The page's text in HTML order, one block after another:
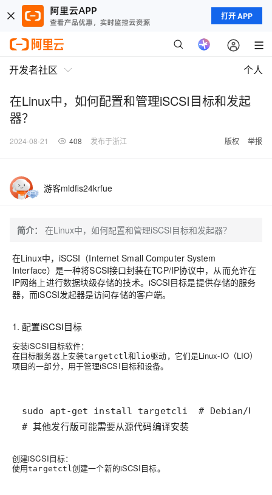
打开 APP
开发者社区 个人
在Linux中，如何配置和管理iSCSI目标和发起
器？
2024-08-21 408 发布于浙江 版权 举报
游客mldfis24krfue
简介： 在Linux中，如何配置和管理iSCSI目标和发起器？
在Linux中，iSCSI（Internet Small Computer System
Interface）是一种将SCSI接口封装在TCP/IP协议中，从而允许在
IP网络上进行数据块级存储的技术。iSCSI目标是提供存储的服务
器，而iSCSI发起器是访问存储的客户端。
1. 配置iSCSI目标
安装iSCSI目标软件：
在目标服务器上安装targetctl和 lio驱动，它们是Linux-IO（LIO）
项目的一部分，用于管理iSCSI目标和设备。
# 其他发行版可能需要从源代码编译安装
创建iSCSI目标：
使用targetctl创建一个新的iSCSI目标。